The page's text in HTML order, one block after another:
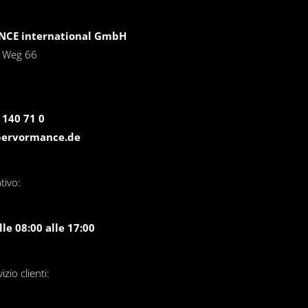
international GmbH
66
71 0
08:00 alle 17:00
clienti: